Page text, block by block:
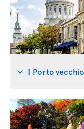
Il Porto vecchio